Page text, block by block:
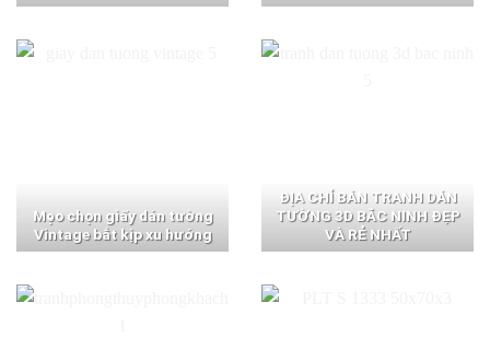
Mẹo chọn giấy dán tường
Vintage bắt kịp xu hướng
ĐỊA CHỈ BÁN TRANH DÁN
TƯỜNG 3D BẮC NINH ĐẸP
VÀ RẺ NHẤT